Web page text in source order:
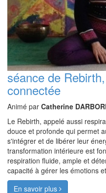
séance de
connectée
Animé par Catherine
Le Rebirth, appelé aussi
douce et profonde qui permet
s'intégrer et de libérer leur
transformation intérieure est
respiration fluide, ample et
capacité à gérer les émotions
En savoir plus